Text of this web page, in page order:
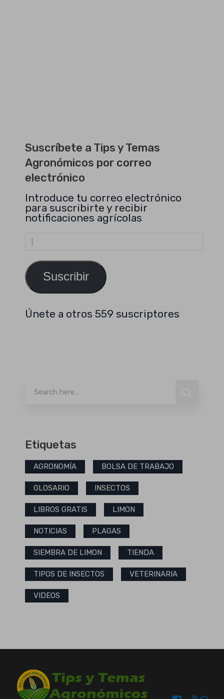
Suscríbete a Tips y Temas
Agronómicos por correo
electrónico
Introduce tu correo electrónico
para suscribirte y recibir
notificaciones agrícolas
Dirección
de
Suscribir
Únete a otros 559 suscriptores
Etiquetas
AGRONOMÍA BOLSA DE TRABAJO
GLOSARIO INSECTOS
LIBROS GRATIS LIMON
NOTICIAS PLAGAS
SIEMBRA DE LIMON TIENDA
TIPOS DE INSECTOS VETERINARIA
VIDEOS